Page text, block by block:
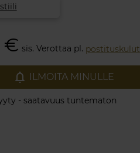
€ sis. Verottaa pl. postituskulut
notifications_none ILMOITA MINULLE
- saatavuus tuntematon